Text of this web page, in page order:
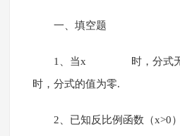
一、填空题
1、当x 时，分
时，分式的值为零.
2、已知反比例函数（x>0